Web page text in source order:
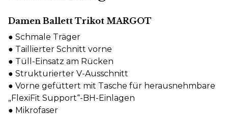
Damen Ballett Trikot MARGOT
● Schmale Träger
● Taillierter Schnitt vorne
● Tüll-Einsatz am Rücken
● Strukturierter V-Ausschnitt
● Vorne gefüttert mit Tasche für herausnehmbare
„FlexiFit Support“-BH-Einlagen
● Mikrofaser